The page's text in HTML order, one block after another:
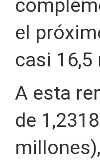
el
casi
A esta
de